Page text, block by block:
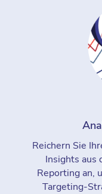
Reichern Sie
Insights aus
Reporting an,
Targeting-